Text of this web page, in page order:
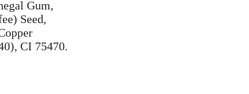
Gum,
Seed,
CI 75470.